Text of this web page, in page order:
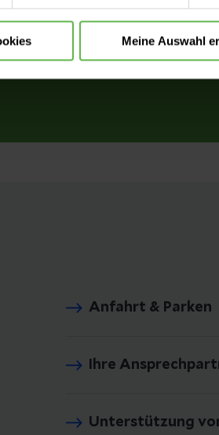
Meine Auswahl
sichern Sie sich eine
Wahlärztin oder Ihren
besonderem Service..
Anfahrt & Parken
Ihre
Unterstützung